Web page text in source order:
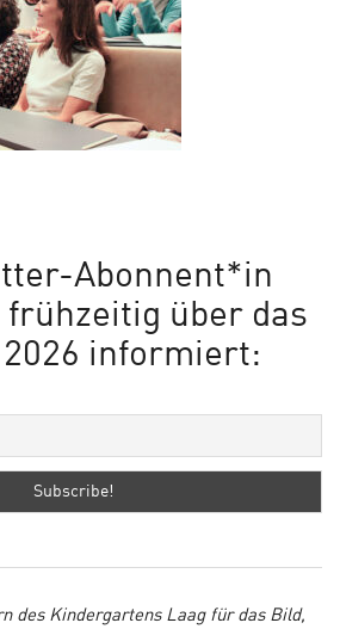
Abonnent*in
frühzeitig über das
informiert:
des Kindergartens Laag für das Bild,